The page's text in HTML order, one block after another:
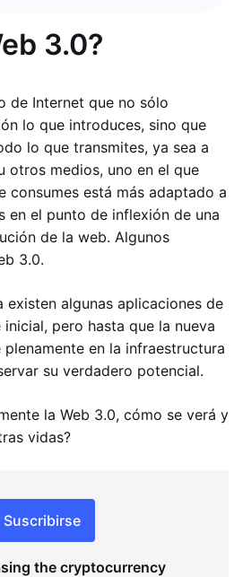
3.0?
de Internet que no sólo
lo que introduces, sino que
lo que transmites, ya sea a
otros medios, uno en el que
consumes está más adaptado a
en el punto de inflexión de una
de la web. Algunos
3.0.
existen algunas aplicaciones de
inicial, pero hasta que la nueva
en la infraestructura
su verdadero potencial.
la Web 3.0, cómo se verá y
vidas?
Suscribirse
the cryptocurrency